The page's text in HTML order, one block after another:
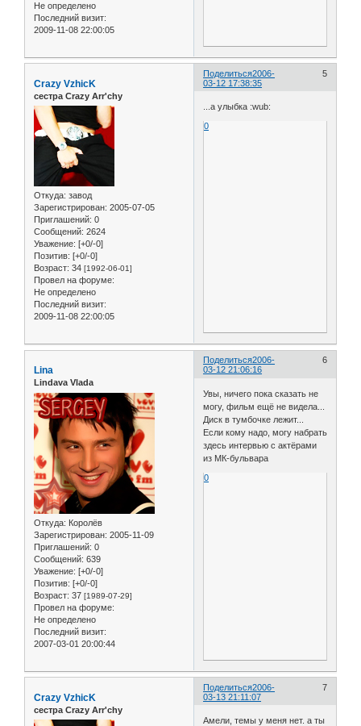
Не определено
Последний визит:
2009-11-08 22:00:05
Поделиться 5
2006-
03-12 17:38:35
Crazy VzhicK
сестра Crazy Arr'chy
Откуда: завод
Зарегистрирован: 2005-07-05
Приглашений: 0
Сообщений: 2624
Уважение: [+0/-0]
Позитив: [+0/-0]
Возраст: 34 [1992-06-01]
Провел на форуме:
Не определено
Последний визит:
2009-11-08 22:00:05
...а улыбка :wub:
0
Поделиться 6
2006-
03-12 21:06:16
Lina
Lindava Vlada
Откуда: Королёв
Зарегистрирован: 2005-11-09
Приглашений: 0
Сообщений: 639
Уважение: [+0/-0]
Позитив: [+0/-0]
Возраст: 37 [1989-07-29]
Провел на форуме:
Не определено
Последний визит:
2007-03-01 20:00:44
Увы, ничего пока сказать не
могу, фильм ещё не видела...
Диск в тумбочке лежит...
Если кому надо, могу набрать
здесь интервью с актёрами
из МК-бульвара
0
Поделиться 7
2006-
03-13 21:11:07
Crazy VzhicK
сестра Crazy Arr'chy
Амели, темы у меня нет. а ты